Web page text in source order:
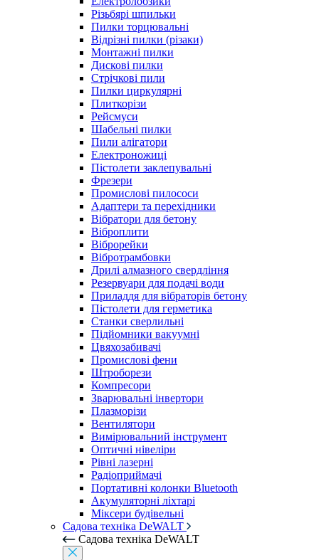
Різьбярі шпильки
Пилки торцювальні
Відрізні пилки (різаки)
Монтажні пилки
Дискові пилки
Стрічкові пили
Пилки циркулярні
Плиткорізи
Рейсмуси
Шабельні пилки
Пили алігатори
Електроножиці
Пістолети заклепувальні
Фрезери
Промислові пилососи
Адаптери та перехідники
Вібратори для бетону
Віброплити
Віброрейки
Вібротрамбовки
Дрилі алмазного свердління
Резервуари для подачі води
Приладдя для вібраторів бетону
Пістолети для герметика
Станки сверлильні
Підйомники вакуумні
Цвяхозабивачі
Промислові фени
Штроборези
Компресори
Зварювальні інвертори
Плазморізи
Вентилятори
Вимірювальний інструмент
Оптичні нівеліри
Рівні лазерні
Радіоприймачі
Портативні колонки Bluetooth
Акумуляторні ліхтарі
Міксери будівельні
Садова техніка DeWALT
Садова техніка DeWALT